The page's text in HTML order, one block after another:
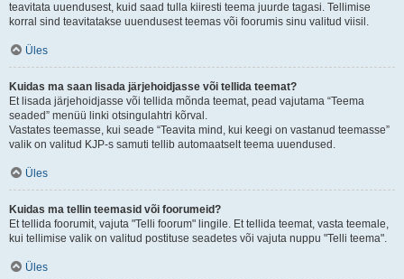
teavitata uuendusest, kuid saad tulla kiiresti teema juurde tagasi. Tellimise
korral sind teavitatakse uuendusest teemas või foorumis sinu valitud viisil.
Üles
Kuidas ma saan lisada järjehoidjasse või tellida teemat?
Et lisada järjehoidjasse või tellida mõnda teemat, pead vajutama “Teema
seaded” menüü linki otsingulahtri kõrval.
Vastates teemasse, kui seade “Teavita mind, kui keegi on vastanud teemasse”
valik on valitud KJP-s samuti tellib automaatselt teema uuendused.
Üles
Kuidas ma tellin teemasid või foorumeid?
Et tellida foorumit, vajuta "Telli foorum" lingile. Et tellida teemat, vasta teemale,
kui tellimise valik on valitud postituse seadetes või vajuta nuppu "Telli teema".
Üles